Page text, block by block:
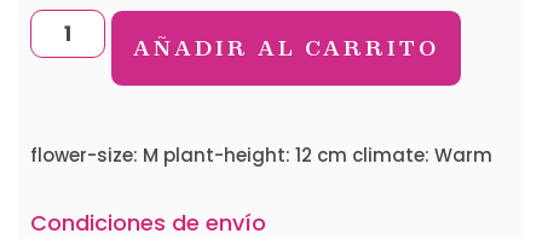
AÑADIR AL CARRITO
flower-size: M plant-height: 12 cm climate: Warm
Condiciones de envío